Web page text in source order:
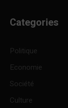
Categories
Politique
Economie
Société
Culture